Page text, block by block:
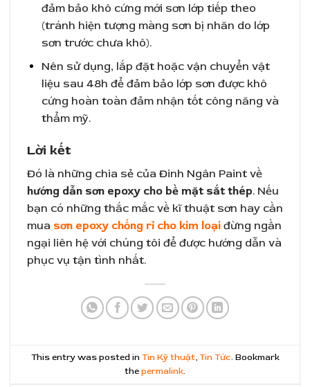
đảm bảo khô cứng mới sơn lớp tiếp theo
(tránh hiện tượng màng sơn bị nhăn do lớp
sơn trước chưa khô).
Nên sử dụng, lắp đặt hoặc vận chuyển vật
liệu sau 48h để đảm bảo lớp sơn được khô
cứng hoàn toàn đảm nhận tốt công năng và
thẩm mỹ.
Lời kết
Đó là những chia sẻ của Đinh Ngân Paint về
hướng dẫn sơn epoxy cho bề mặt sắt thép. Nếu
bạn có những thắc mắc về kĩ thuật sơn hay cần
mua sơn epoxy chống rỉ cho kim loại đừng ngần
ngại liên hệ với chúng tôi để được hướng dẫn và
phục vụ tận tình nhất.
This entry was posted inTin Kỹ thuật,Tin Tức. Bookmark
thepermalink.